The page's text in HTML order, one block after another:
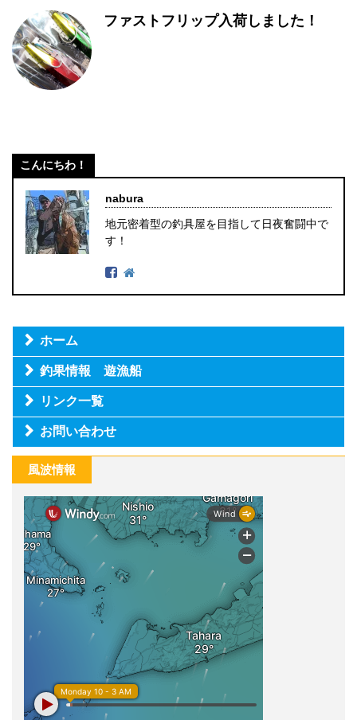
ファストフリップ入荷しました！
こんにちわ！
nabura
地元密着型の釣具屋を目指して日夜奮闘中で
す！
ホーム
釣果情報 遊漁船
リンク一覧
お問い合わせ
風波情報